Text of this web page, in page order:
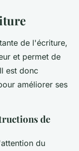
de l'écriture,
et permet de
est donc
améliorer ses
de
du